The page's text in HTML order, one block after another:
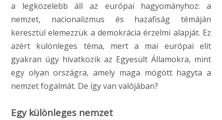
a legközelebb áll az európai hagyományhoz: a
nemzet, nacionalizmus és hazafiság témáján
keresztül elemezzük a demokrácia érzelmi alapját. Ez
azért különleges téma, mert a mai európai elit
gyakran úgy hivatkozik az Egyesült Államokra, mint
egy olyan országra, amely maga mögött hagyta a
nemzet fogalmát. De így van valójában?
Egy különleges nemzet